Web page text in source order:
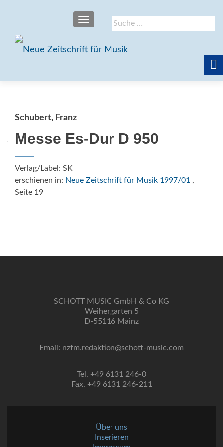
Suche
nach:
SCHALTE NAVIGATION
Schubert, Franz
Messe Es-Dur D 950
Verlag/Label: SK
erschienen in: Neue Zeitschrift für Musik 1997/01 ,
Seite 19
SCHOTT MUSIC GmbH & Co KG
Weihergarten 5
D-55116 Mainz
Email: nzfm.redaktion@schott-music.com
Tel. +49 6131 246-0
Fax. +49 6131 246-211
Über uns
Inserieren